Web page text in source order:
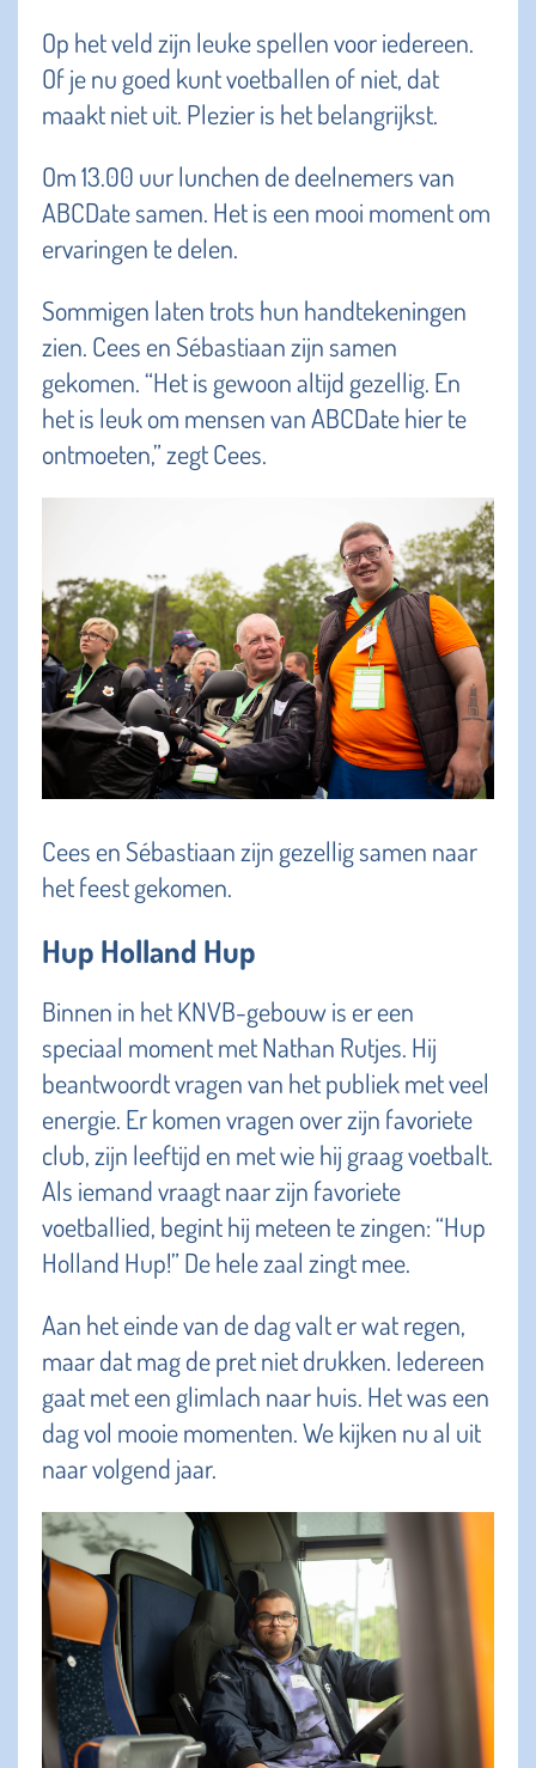
Op het veld zijn leuke spellen voor iedereen.
Of je nu goed kunt voetballen of niet, dat
maakt niet uit. Plezier is het belangrijkst.
Om 13.00 uur lunchen de deelnemers van
ABCDate samen. Het is een mooi moment om
ervaringen te delen.
Sommigen laten trots hun handtekeningen
zien. Cees en Sébastiaan zijn samen
gekomen. “Het is gewoon altijd gezellig. En
het is leuk om mensen van ABCDate hier te
ontmoeten,” zegt Cees.
Cees en Sébastiaan zijn gezellig samen naar
het feest gekomen.
Hup Holland Hup
Binnen in het KNVB-gebouw is er een
speciaal moment met Nathan Rutjes. Hij
beantwoordt vragen van het publiek met veel
energie. Er komen vragen over zijn favoriete
club, zijn leeftijd en met wie hij graag voetbalt.
Als iemand vraagt naar zijn favoriete
voetballied, begint hij meteen te zingen: “Hup
Holland Hup!” De hele zaal zingt mee.
Aan het einde van de dag valt er wat regen,
maar dat mag de pret niet drukken. Iedereen
gaat met een glimlach naar huis. Het was een
dag vol mooie momenten. We kijken nu al uit
naar volgend jaar.